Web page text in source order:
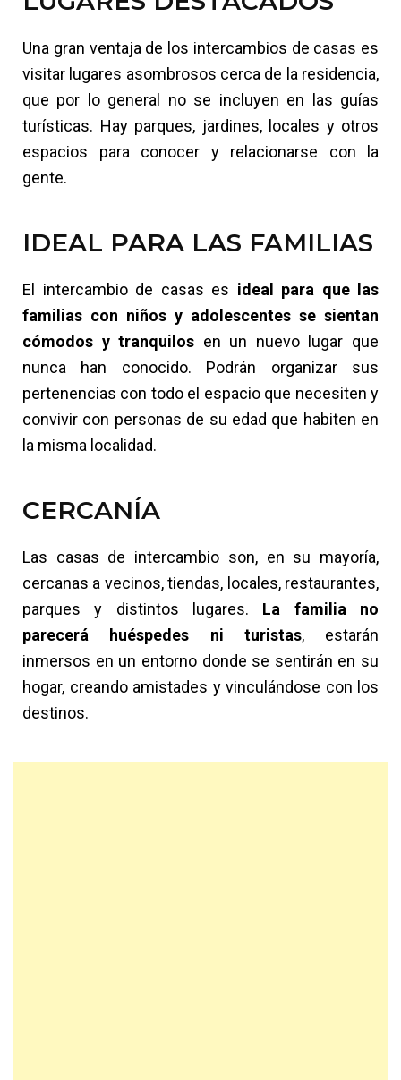
Una gran ventaja de los intercambios de casas es
visitar lugares asombrosos cerca de la residencia,
que por lo general no se incluyen en las guías
turísticas. Hay parques, jardines, locales y otros
espacios para conocer y relacionarse con la
gente.
IDEAL PARA LAS FAMILIAS
El intercambio de casas es ideal para que las
familias con niños y adolescentes se sientan
cómodos y tranquilos en un nuevo lugar que
nunca han conocido. Podrán organizar sus
pertenencias con todo el espacio que necesiten y
convivir con personas de su edad que habiten en
la misma localidad.
CERCANÍA
Las casas de intercambio son, en su mayoría,
cercanas a vecinos, tiendas, locales, restaurantes,
parques y distintos lugares. La familia no
parecerá huéspedes ni turistas, estarán
inmersos en un entorno donde se sentirán en su
hogar, creando amistades y vinculándose con los
destinos.